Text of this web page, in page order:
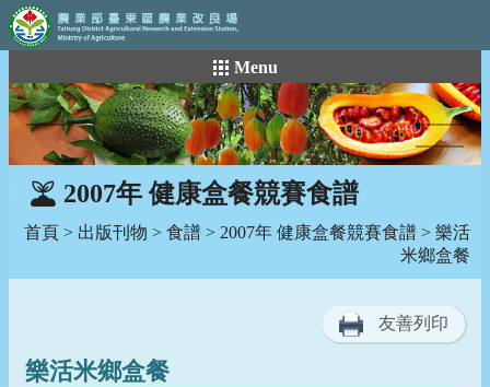
到
主
內
區
Menu
::: 2007年 健康盒餐競賽食譜
首頁 > 出版刊物 > 食譜 > 2007年 健康盒餐競賽食譜 > 樂活
米鄉盒餐
友善列印
樂活米鄉盒餐